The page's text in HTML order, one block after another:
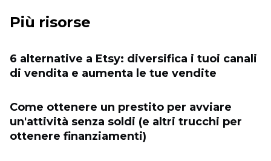
Più risorse
6 alternative a Etsy: diversifica i tuoi canali
di vendita e aumenta le tue vendite
Come ottenere un prestito per avviare
un'attività senza soldi (e altri trucchi per
ottenere finanziamenti)